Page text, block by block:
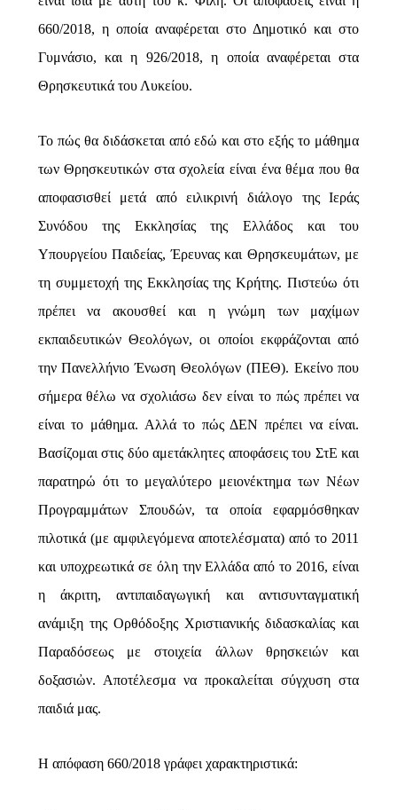
660/2018, η οποία αναφέρεται στο Δημοτικό και στο
Γυμνάσιο, και η 926/2018, η οποία αναφέρεται στα
Θρησκευτικά του Λυκείου.
Το πώς θα διδάσκεται από εδώ και στο εξής το μάθημα
των Θρησκευτικών στα σχολεία είναι ένα θέμα που θα
αποφασισθεί μετά από ειλικρινή διάλογο της Ιεράς
Συνόδου της Εκκλησίας της Ελλάδος και του
Υπουργείου Παιδείας, Έρευνας και Θρησκευμάτων, με
τη συμμετοχή της Εκκλησίας της Κρήτης. Πιστεύω ότι
πρέπει να ακουσθεί και η γνώμη των μαχίμων
εκπαιδευτικών Θεολόγων, οι οποίοι εκφράζονται από
την Πανελλήνιο Ένωση Θεολόγων (ΠΕΘ). Εκείνο που
σήμερα θέλω να σχολιάσω δεν είναι το πώς πρέπει να
είναι το μάθημα. Αλλά το πώς ΔΕΝ πρέπει να είναι.
Βασίζομαι στις δύο αμετάκλητες αποφάσεις του ΣτΕ και
παρατηρώ ότι το μεγαλύτερο μειονέκτημα των Νέων
Προγραμμάτων Σπουδών, τα οποία εφαρμόσθηκαν
πιλοτικά (με αμφιλεγόμενα αποτελέσματα) από το 2011
και υποχρεωτικά σε όλη την Ελλάδα από το 2016, είναι
η άκριτη, αντιπαιδαγωγική και αντισυνταγματική
ανάμιξη της Ορθόδοξης Χριστιανικής διδασκαλίας και
Παραδόσεως με στοιχεία άλλων θρησκειών και
δοξασιὠν. Αποτέλεσμα να προκαλείται σύγχυση στα
παιδιά μας.
Η απόφαση 660/2018 γράφει χαρακτηριστικά: